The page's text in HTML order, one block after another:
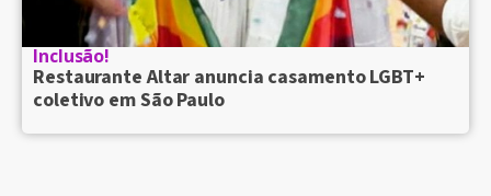
Inclusão!
Restaurante Altar anuncia casamento LGBT+
coletivo em São Paulo